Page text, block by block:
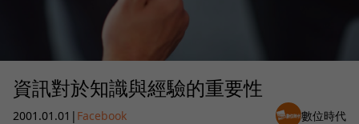
資訊對於知識與經驗的重要性
2001.01.01 | Facebook 數位時代